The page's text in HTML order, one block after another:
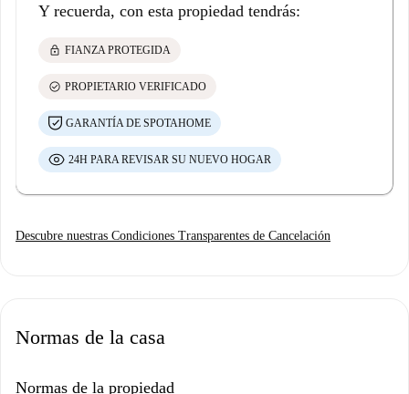
Y recuerda, con esta propiedad tendrás:
lock FIANZA PROTEGIDA
check_circle PROPIETARIO VERIFICADO
GARANTÍA DE SPOTAHOME
24H PARA REVISAR SU NUEVO HOGAR
Descubre nuestras Condiciones Transparentes de Cancelación
Normas de la casa
Normas de la propiedad